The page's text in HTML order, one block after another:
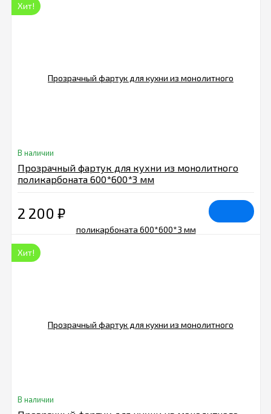
Хит!
В наличии
Прозрачный фартук для кухни из монолитного
поликарбоната 600*600*3 мм
2 200 ₽
Хит!
В наличии